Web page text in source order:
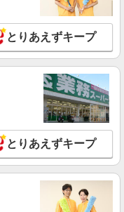
齢者向け住宅／夜勤専
※経験・能力・資格等
福祉士 時給1,346円 その
処遇改善加算含む 〇時
務手当 〇夜勤手当 〇年
リーハウス枚方津田 大
詳細を見る
中宮
／日勤のみ
※経験・能力・資格等
福祉士 時給1,358円 その
とりあえずキープ
とりあえずキープ